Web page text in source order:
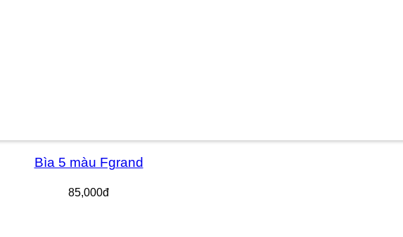
Bìa 5 màu Fgrand
85,000đ